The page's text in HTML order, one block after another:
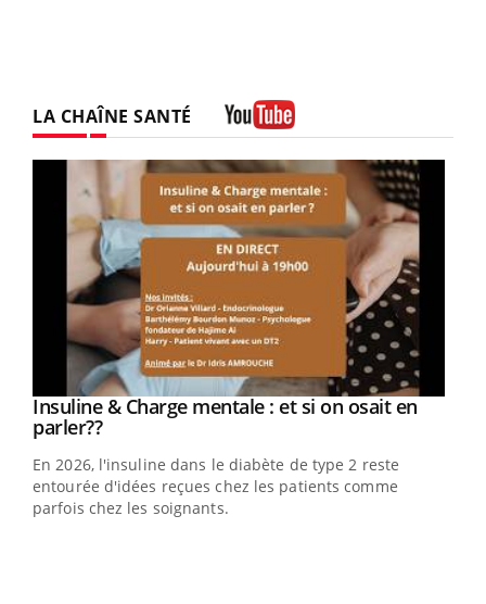
LA CHAÎNE SANTÉ
Youtube
Insuline & Charge mentale : et si on osait en
parler??Youtube
En 2026, l'insuline dans le diabète de type 2 reste
entourée d'idées reçues chez les patients comme
parfois chez les soignants.